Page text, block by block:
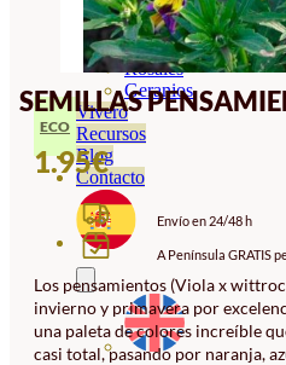
Ornamentales
Hortensias
Rosales
Geranios
Vivero
Recursos
Blog
Contacto
SEMILLAS
ECO
1.95€
Envío en 24/48 h
A Península GRATIS
Los pensamientos (Viola x
invierno y primavera por
una paleta de colores increíble
casi total, pasando por naranja,